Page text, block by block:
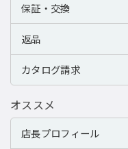
保証・交換
返品
カタログ請求
オススメ
店長プロフィール